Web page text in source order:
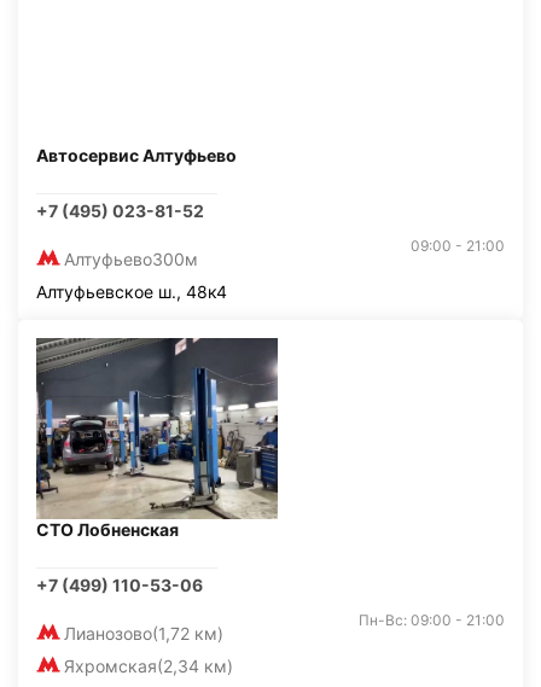
Автосервис Алтуфьево
+7 (495) 023-81-52
Алтуфьево300м
09:00 - 21:00
Алтуфьевское ш., 48к4
СТО Лобненская
+7 (499) 110-53-06
Лианозово(1,72 км)
Яхромская(2,34 км)
Пн-Вс: 09:00 - 21:00